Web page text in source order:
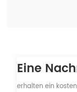
Eine
erhalten ein